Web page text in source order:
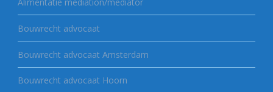
Bouwrecht advocaat
Bouwrecht advocaat Amsterdam
Bouwrecht advocaat Hoorn